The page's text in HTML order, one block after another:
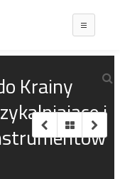
Krainy
i